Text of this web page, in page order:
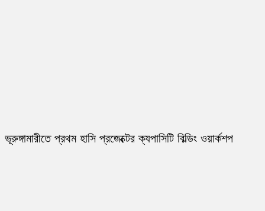
ভূরুঙ্গামারীতে প্রথম হাসি প্রজেক্টের ক্যপাসিটি বিল্ডিং ওয়ার্কশপ